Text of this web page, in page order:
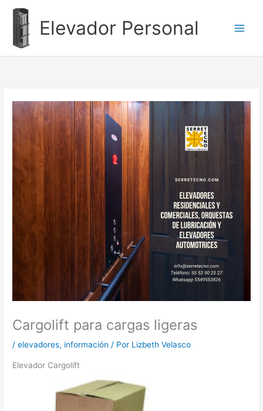
contenido
Elevador Personal
Cargolift para cargas ligeras
/elevadores, información / Por Lizbeth Velasco
Elevador Cargolift